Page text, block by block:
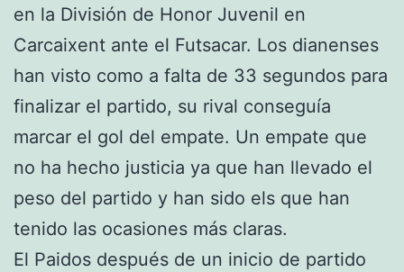
en la División de Honor Juvenil en
Carcaixent ante el Futsacar. Los dianenses
han visto como a falta de 33 segundos para
finalizar el partido, su rival conseguía
marcar el gol del empate. Un empate que
no ha hecho justicia ya que han llevado el
peso del partido y han sido els que han
tenido las ocasiones más claras.
El Paidos después de un inicio de partido